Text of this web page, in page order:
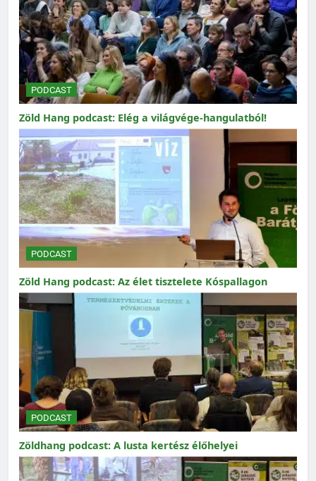
PODCAST
Zöld Hang podcast: Elég a világvége-hangulatból!
PODCAST
Zöld Hang podcast: Az élet tisztelete Kóspallagon
PODCAST
Zöldhang podcast: A lusta kertész élőhelyei